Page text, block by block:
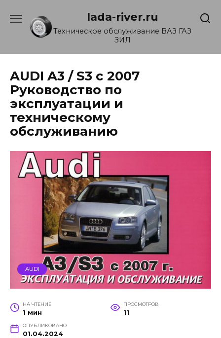
содержанию
lada-river.ru
Техническое обслуживание ВАЗ ГАЗ
ЗИЛ
AUDI A3 / S3 c 2007
Руководство по
эксплуатации и
техническому
обслуживанию
AUDI
НА ЧТЕНИЕ
1 мин
ПРОСМОТРОВ
11
ОПУБЛИКОВАНО
01.04.2024